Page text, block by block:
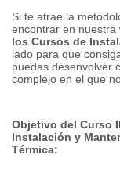
Si te atrae la
encontrar en nuestra
los Cursos de
lado para que
puedas desenvolver
complejo en el que
Objetivo del Curso
Instalación y
Térmica: